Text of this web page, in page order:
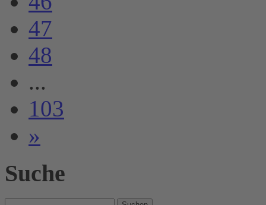
47
48
...
103
»
Suche